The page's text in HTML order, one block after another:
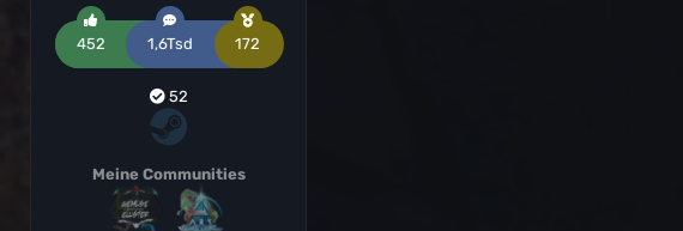
452 1,6Tsd 172
52
Meine Communities